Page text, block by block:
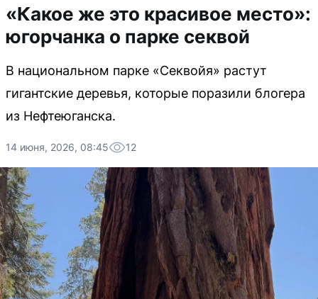
«Какое же это красивое место»:
югорчанка о парке секвой
В национальном парке «Секвойя» растут
гигантские деревья, которые поразили блогера
из Нефтеюганска.
14 июня, 2026, 08:45 12